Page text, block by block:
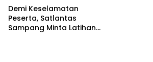
Demi Keselamatan
Peserta, Satlantas
Sampang Minta Latihan